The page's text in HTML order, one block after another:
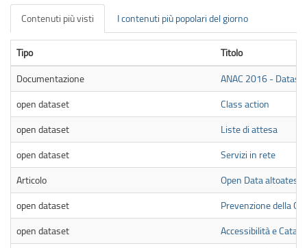
Schede
primarie
Contenuti più visti (scheda
attiva)
I contenuti più popolari del giorno
Tipo
Titolo
Documentazione
ANAC 2016 - Dataset
open dataset
Class action
open dataset
Liste di attesa
open dataset
Servizi in rete
Articolo
Open Data
open dataset
Prevenzione della
open dataset
Accessibilità e